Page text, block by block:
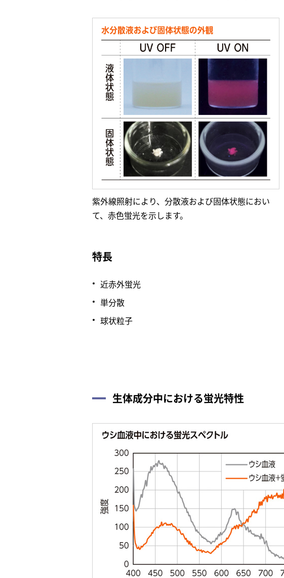
紫外線照射により、分散液および固体状態におい
て、赤色蛍光を示します。
特長
近赤外蛍光
単分散
球状粒子
生体成分中における蛍光特性